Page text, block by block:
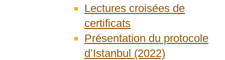
Lectures croisées de
certificats
Présentation du protocole
d’Istanbul (2022)